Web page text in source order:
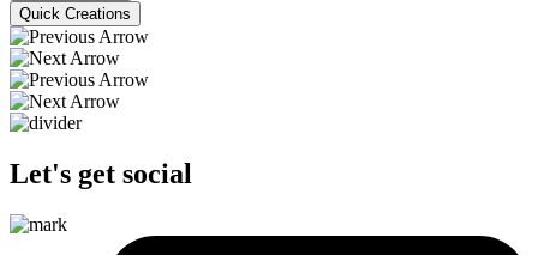
Quick Creations
Let's get social